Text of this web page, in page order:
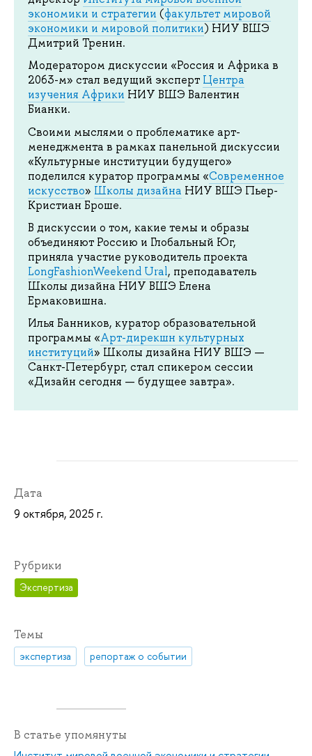
экономики и стратегии (факультет мировой
экономики и мировой политики) НИУ ВШЭ
Дмитрий Тренин.
Модератором дискуссии «Россия и Африка в
2063-м» стал ведущий эксперт Центра
изучения Африки НИУ ВШЭ Валентин
Бианки.
Своими мыслями о проблематике арт-
менеджмента в рамках панельной дискуссии
«Культурные институции будущего»
поделился куратор программы «Современное
искусство» Школы дизайна НИУ ВШЭ Пьер-
Кристиан Броше.
В дискуссии о том, какие темы и образы
объединяют Россию и Глобальный Юг,
приняла участие руководитель проекта
LongFashionWeekend Ural, преподаватель
Школы дизайна НИУ ВШЭ Елена
Ермаковишна.
Илья Банников, куратор образовательной
программы «Арт-дирекшн культурных
институций» Школы дизайна НИУ ВШЭ —
Санкт-Петербург, стал спикером сессии
«Дизайн сегодня — будущее завтра».
Дата
9 октября, 2025 г.
Рубрики
Экспертиза
Темы
экспертиза репортаж о событии
В статье упомянуты